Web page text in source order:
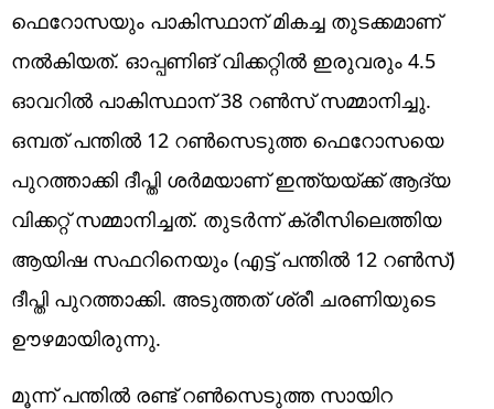
ഫെറോസയും പാകിസ്ഥാന് മികച്ച തുടക്കമാണ്
നല്‍കിയത്. ഓപ്പണിങ് വിക്കറ്റില്‍ ഇരുവരും 4.5
ഓവറില്‍ പാകിസ്ഥാന് 38 റണ്‍സ് സമ്മാനിച്ചു.
ഒമ്പത് പന്തില്‍ 12 റണ്‍സെടുത്ത ഫെറോസയെ
പുറത്താക്കി ദീപ്തി ശര്‍മയാണ് ഇന്ത്യയ്ക്ക് ആദ്യ
വിക്കറ്റ് സമ്മാനിച്ചത്. തുടര്‍ന്ന് ക്രീസിലെത്തിയ
ആയിഷ സഫറിനെയും (എട്ട് പന്തില്‍ 12 റണ്‍സ്)
ദീപ്തി പുറത്താക്കി. അടുത്തത് ശ്രീ ചരണിയുടെ
ഊഴമായിരുന്നു.
മൂന്ന് പന്തില്‍ രണ്ട് റണ്‍സെടുത്ത സായിറ